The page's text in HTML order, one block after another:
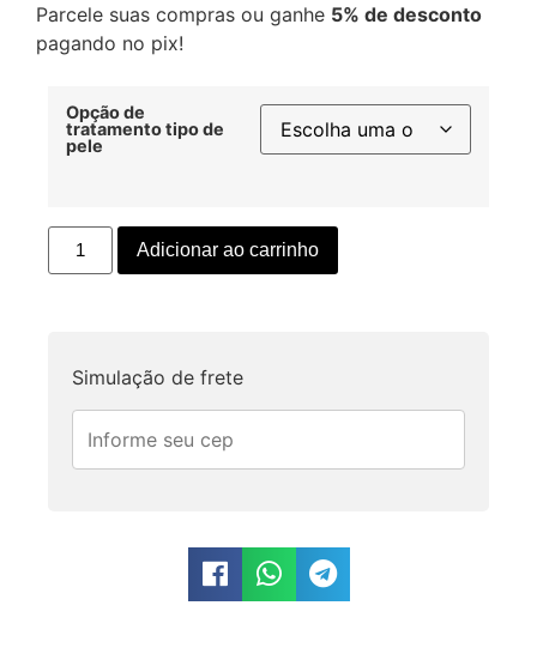
Parcele suas compras ou ganhe 5% de desconto
pagando no pix!
Opção de
tratamento tipo de
pele
Adicionar ao carrinho
Simulação de frete